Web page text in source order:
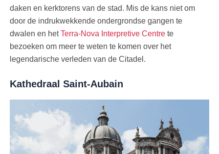
daken en kerktorens van de stad. Mis de kans niet om
door de indrukwekkende ondergrondse gangen te
dwalen en hetTerra-Nova Interpretive Centre te
bezoeken om meer te weten te komen over het
legendarische verleden van de Citadel.
Kathedraal Saint-Aubain